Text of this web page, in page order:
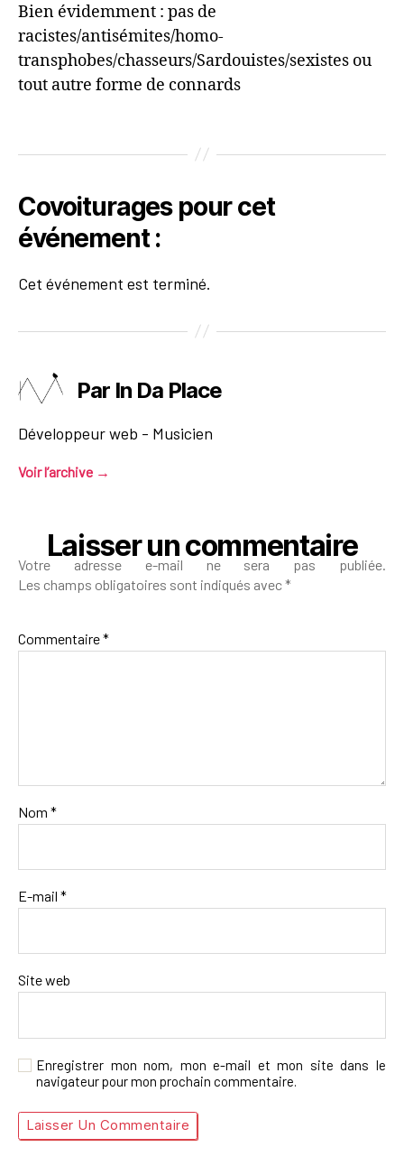
Bien évidemment : pas de
racistes/antisémites/homo-
transphobes/chasseurs/Sardouistes/sexistes ou
tout autre forme de connards
Covoiturages pour cet
événement :
Cet événement est terminé.
Par In Da Place
Développeur web - Musicien
Voir l’archive →
Laisser un commentaire
Votre adresse e-mail ne sera pas publiée.
Les champs obligatoires sont indiqués avec*
Commentaire*
Nom *
E-mail *
Site web
Enregistrer mon nom, mon e-mail et mon site dans le
navigateur pour mon prochain commentaire.